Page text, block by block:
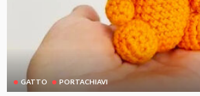
GATTO PORTACHIAVI